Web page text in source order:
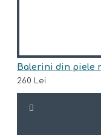
260 Lei